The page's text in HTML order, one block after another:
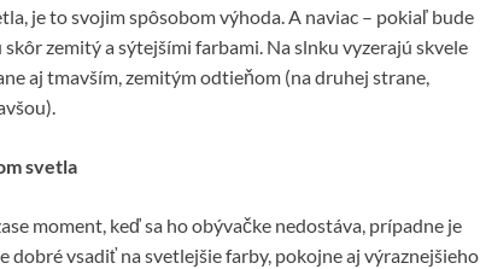
je to svojim spôsobom výhoda. A naviac – pokiaľ bude
zemitý a sýtejšími farbami. Na slnku vyzerajú skvele
aj tmavším, zemitým odtieňom (na druhej strane,
svetla
moment, keď sa ho obývačke nedostáva, prípadne je
dobré vsadiť na svetlejšie farby, pokojne aj výraznejšieho